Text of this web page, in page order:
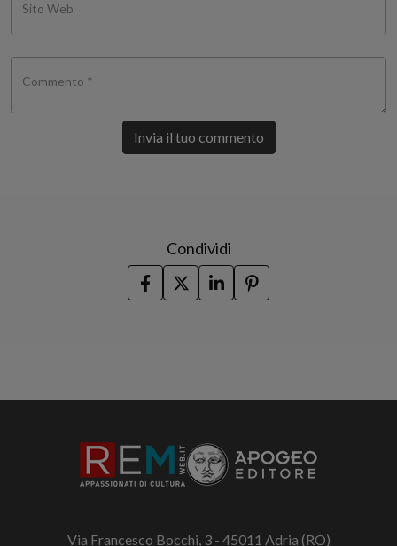
Sito Web
Commento *
Invia il tuo commento
Condividi
Via Francesco Bocchi, 3 - 45011 Adria (RO)